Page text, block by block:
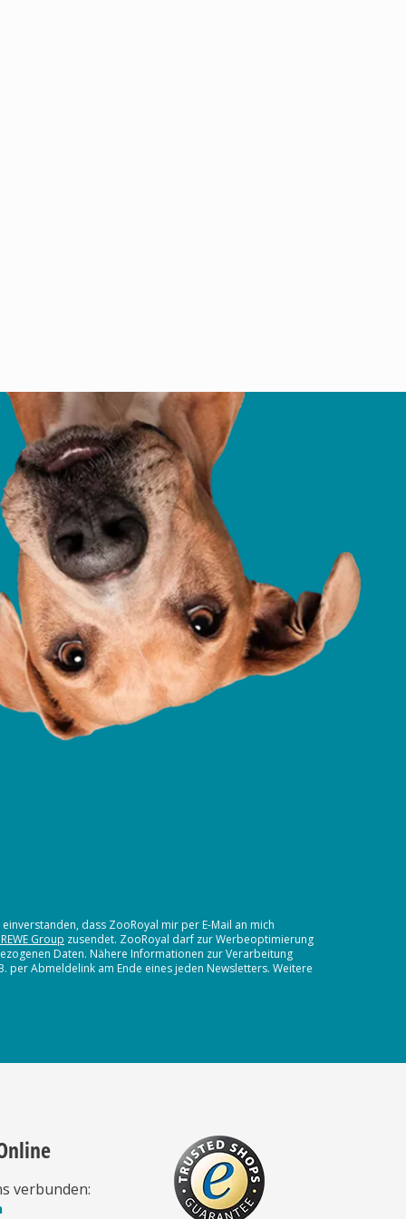
dass ZooRoyal mir per E-Mail an mich
Group zusendet. ZooRoyal darf zur Werbeoptimierung
Daten. Nähere Informationen zur Verarbeitung
per Abmeldelink am Ende eines jeden Newsletters. Weitere
verbunden: